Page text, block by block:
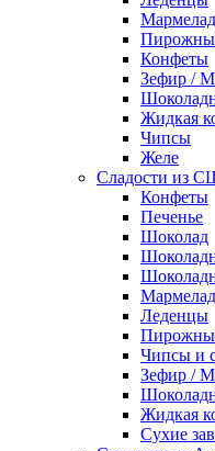
Мармелад
Конфеты
Зефир /
Жидкая
Чипсы
Желе
Сладости из
Конфеты
Печенье
Шоколад
Мармелад
Леденцы
Чипсы и
Зефир /
Жидкая
Сухие